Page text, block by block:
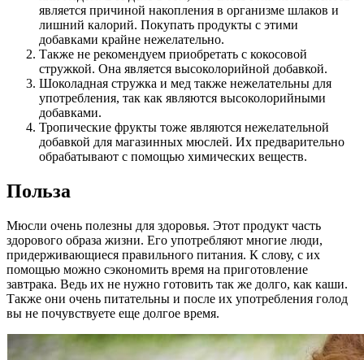
является причиной накопления в организме шлаков и
лишний калорий. Покупать продукты с этими
добавками крайне нежелательно.
Также не рекомендуем приобретать с кокосовой
стружкой. Она является высоколорийной добавкой.
Шоколадная стружка и мед также нежелательны для
употребления, так как являются высоколорийными
добавками.
Тропические фрукты тоже являются нежелательной
добавкой для магазинных мюслей. Их предварительно
обрабатывают с помощью химических веществ.
Польза
Мюсли очень полезны для здоровья. Этот продукт часть
здорового образа жизни. Его употребляют многие люди,
придерживающиеся правильного питания. К слову, с их
помощью можно сэкономить время на приготовление
завтрака. Ведь их не нужно готовить так же долго, как каши.
Также они очень питательны и после их употребления голод
вы не почувствуете еще долгое время.